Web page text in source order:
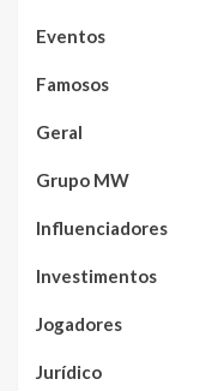
Eventos
Famosos
Geral
Grupo MW
Influenciadores
Investimentos
Jogadores
Jurídico